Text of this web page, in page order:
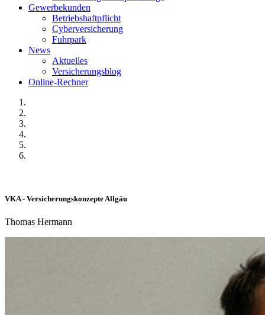
Gewerbekunden
Betriebshaftpflicht
Cyberversicherung
Fuhrpark
News
Aktuelles
Versicherungsblog
Online-Rechner
VKA - Versicherungskonzepte Allgäu
Thomas Hermann